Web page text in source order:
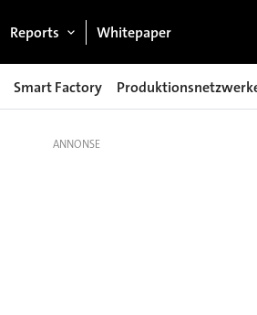
Reports Whitepaper
Smart Factory